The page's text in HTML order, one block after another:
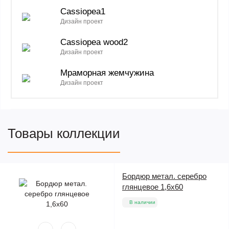
Cassiopea1
Дизайн проект
Cassiopea wood2
Дизайн проект
Мраморная жемчужина
Дизайн проект
Cassiopea
Товары коллекции
Бордюр метал. серебро
глянцевое 1,6х60
В наличии